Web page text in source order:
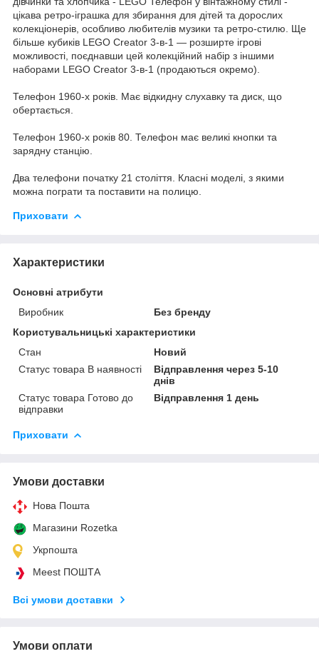
цікава ретро-іграшка для збирання для дітей та дорослих
колекціонерів, особливо любителів музики та ретро-стилю. Ще
більше кубиків LEGO Creator 3-в-1 — розширте ігрові
можливості, поєднавши цей колекційний набір з іншими
наборами LEGO Creator 3-в-1 (продаються окремо).
Телефон 1960-х років. Має відкидну слухавку та диск, що
обертається.
Телефон 1960-х років 80. Телефон має великі кнопки та
зарядну станцію.
Два телефони початку 21 століття. Класні моделі, з якими
можна пограти та поставити на полицю.
Приховати
Характеристики
Основні атрибути
Виробник
Без бренду
Користувальницькі характеристики
Стан
Новий
Статус товара В наявності
Відправлення через 5-10
днів
Статус товара Готово до
відправки
Відправлення 1 день
Приховати
Умови доставки
Нова Пошта
Магазини Rozetka
Укрпошта
Meest ПОШТА
Всі умови доставки
Умови оплати